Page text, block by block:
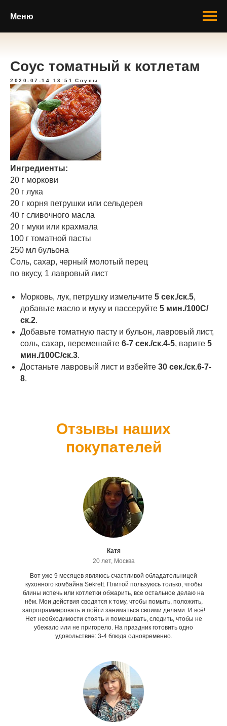
Меню
Соус томатный к котлетам
2020-07-14 13:51 Соусы
Ингредиенты:
20 г моркови
20 г лука
20 г корня петрушки или сельдерея
40 г сливочного масла
20 г муки или крахмала
100 г томатной пасты
250 мл бульона
Соль, сахар, черный молотый перец
по вкусу, 1 лавровый лист
Морковь, лук, петрушку измельчите 5 сек./ск.5,
добавьте масло и муку и пассеруйте 5 мин./100С/
ск.2.
Добавьте томатную пасту и бульон, лавровый лист,
соль, сахар, перемешайте 6-7 сек./ск.4-5, варите 5
мин./100С/ск.3.
Достаньте лавровый лист и взбейте 30 сек./ск.6-7-
8.
Отзывы наших
покупателей
Катя
20 лет, Москва
Вот уже 9 месяцев являюсь счастливой обладательницей
кухонного комбайна Sekrett. Плитой пользуюсь только, чтобы
блины испечь или котлетки обжарить, все остальное делаю на
нём. Мои действия сводятся к тому, чтобы помыть, положить,
запрограммировать и пойти заниматься своими делами. И всё!
Нет необходимости стоять и помешивать, следить, чтобы не
убежало или не пригорело. На праздник готовить одно
удовольствие: 3-4 блюда одновременно.